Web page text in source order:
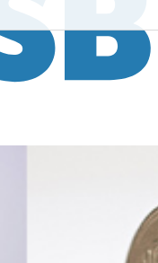
Über uns